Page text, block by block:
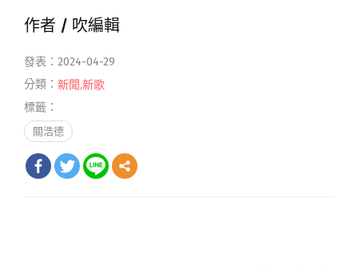
作者 / 吹編輯
發表：2024-04-29
分類： 新聞,新歌
標籤：
關浩德